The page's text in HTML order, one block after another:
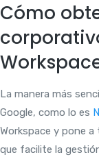
Cómo
La manera más
Google, como lo es
Workspace y pone
que facilite la